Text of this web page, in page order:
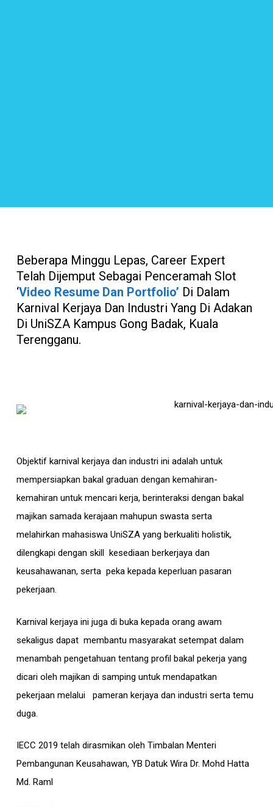
Beberapa Minggu Lepas, Career Expert
Telah Dijemput Sebagai Penceramah Slot
‘Video Resume Dan Portfolio’ Di Dalam
Karnival Kerjaya Dan Industri Yang Di Adakan
Di UniSZA Kampus Gong Badak, Kuala
Terengganu.
Objektif karnival kerjaya dan industri ini adalah untuk
mempersiapkan bakal graduan dengan kemahiran-
kemahiran untuk mencari kerja, berinteraksi dengan bakal
majikan samada kerajaan mahupun swasta serta
melahirkan mahasiswa UniSZA yang berkualiti holistik,
dilengkapi dengan skill kesediaan berkerjaya dan
keusahawanan, serta peka kepada keperluan pasaran
pekerjaan.
Karnival kerjaya ini juga di buka kepada orang awam
sekaligus dapat membantu masyarakat setempat dalam
menambah pengetahuan tentang profil bakal pekerja yang
dicari oleh majikan di samping untuk mendapatkan
pekerjaan melalui pameran kerjaya dan industri serta temu
duga.
IECC 2019 telah dirasmikan oleh Timbalan Menteri
Pembangunan Keusahawan, YB Datuk Wira Dr. Mohd Hatta
Md. Raml